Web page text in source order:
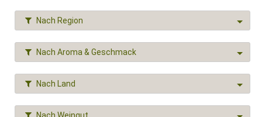
Nach Region
Nach Aroma & Geschmack
Nach Land